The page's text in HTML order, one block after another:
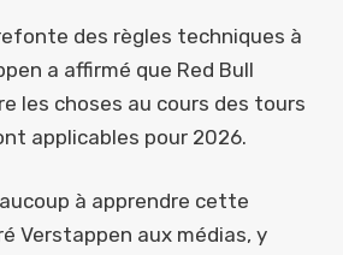
des règles techniques à
a affirmé que Red Bull
les choses au cours des tours
applicables pour 2026.
à apprendre cette
Verstappen aux médias, y